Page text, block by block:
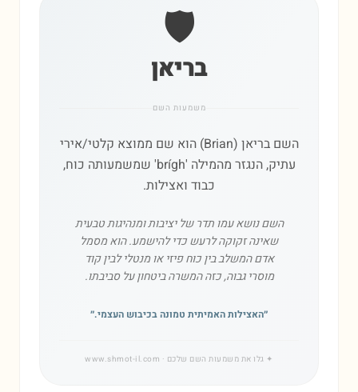
🛡️
בריאן
משמעות השם
השם בריאן (Brian) הוא שם ממוצא קלטי/אירי
עתיק, הנגזר מהמילה 'brígh' שמשמעותה כוח,
כבוד ואצילות.
השם נושא עמו תדר של יציבות ומנהיגות טבעית
שאינה זקוקה לרעש כדי להישמע. הוא מסמל
אדם המשלב בין כוח פיזי או מנטלי לבין קוד
מוסרי גבוה, כזה המשרה ביטחון על סביבתו.
״האצילות האמיתית טמונה בכיבוש העצמי.״
✦ גלו את משמעות השם שלכם · www.shmot-il.com